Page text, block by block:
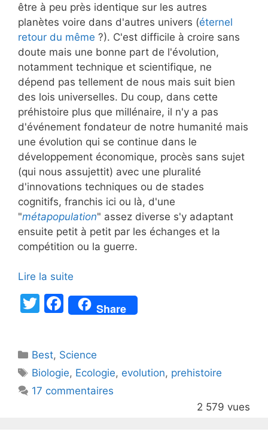
être à peu près identique sur les autres
planètes voire dans d'autres univers (éternel
retour du même ?). C'est difficile à croire sans
doute mais une bonne part de l'évolution,
notamment technique et scientifique, ne
dépend pas tellement de nous mais suit bien
des lois universelles. Du coup, dans cette
préhistoire plus que millénaire, il n'y a pas
d'événement fondateur de notre humanité mais
une évolution qui se continue dans le
développement économique, procès sans sujet
(qui nous assujettit) avec une pluralité
d'innovations techniques ou de stades
cognitifs, franchis ici ou là, d'une
"métapopulation" assez diverse s'y adaptant
ensuite petit à petit par les échanges et la
compétition ou la guerre.
Lire la suite
T
er
F
a
e
b
o
Share
Catégories
Best, Science
Étiquettes
Biologie, Ecologie, evolution, prehistoire
17 commentaires
2 579 vues